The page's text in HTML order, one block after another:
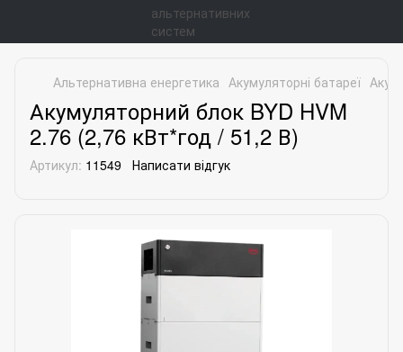
Альтернативна енергетика Акумуляторні батареї
Акумуляторний блок BYD HVM
2.76 (2,76 кВт*год / 51,2 В)
Артикул: 11549 Написати відгук